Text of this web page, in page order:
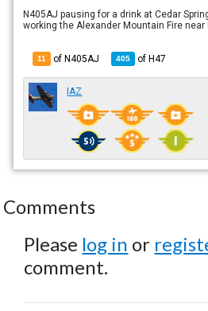
N405AJ pausing for a drink at Cedar
working the Alexander Mountain Fire
11 of N405AJ 405 ofH47
IAZ
Comments
Please log in or
comment.